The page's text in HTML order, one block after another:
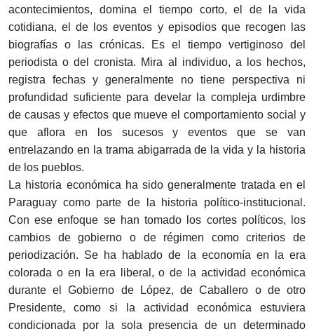
acontecimientos, domina el tiempo corto, el de la vida
cotidiana, el de los eventos y episodios que recogen las
biografías o las crónicas. Es el tiempo vertiginoso del
periodista o del cronista. Mira al individuo, a los hechos,
registra fechas y generalmente no tiene perspectiva ni
profundidad suficiente para develar la compleja urdimbre
de causas y efectos que mueve el comportamiento social y
que aflora en los sucesos y eventos que se van
entrelazando en la trama abigarrada de la vida y la historia
de los pueblos.
La historia económica ha sido generalmente tratada en el
Paraguay como parte de la historia político-institucional.
Con ese enfoque se han tomado los cortes políticos, los
cambios de gobierno o de régimen como criterios de
periodización. Se ha hablado de la economía en la era
colorada o en la era liberal, o de la actividad económica
durante el Gobierno de López, de Caballero o de otro
Presidente, como si la actividad económica estuviera
condicionada por la sola presencia de un determinado